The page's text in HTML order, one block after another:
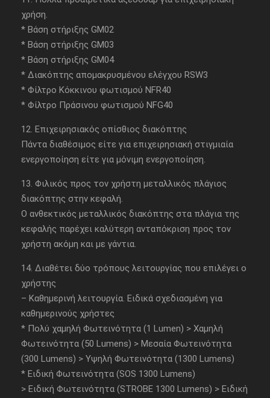
χρήση.
* Βάση στήριξης GM02
* Βάση στήριξης GM03
* Βάση στήριξης GM04
* Διακόπτης απομακρυσμένου ελέγχου RSW3
* Φίλτρο Κόκκινου φωτισμού NFR40
* Φίλτρο Πράσινου φωτισμού NFG40
12. Επιχειρησιακός οπίσθιος διακόπτης
Πάντα διαθέσιμος είτε για επιχειρησιακή στιγμιαία
ενεργοποίηση είτε για μόνιμη ενεργοποίηση.
13. Φιλικός προς τον χρήστη μεταλλικός πλάγιος
διακόπτης στην κεφαλή.
Ο ανθεκτικός μεταλλικός διακόπτης στα πλάγια της
κεφαλής παρέχει καλύτερη ανταπόκριση προς τον
χρήστη ακόμη και με γάντια.
14. Διαθέτει δύο τρόπους λειτουργίας που επιλέγει ο
χρήστης
– Καθημερινή λειτουργία. Ειδικά σχεδιασμένη για
καθημερινούς χρήστες
* Πολύ χαμηλή Φωτεινότητα (1 Lumen) > Χαμηλή
Φωτεινότητα (50 Lumens) > Μεσαία Φωτεινότητα
(300 Lumens) > Υψηλή Φωτεινότητα (1300 Lumens)
* Ειδική Φωτεινότητα (SOS 1300 Lumens)
> Ειδική Φωτεινότητα (STROBE 1300 Lumens) > Ειδική